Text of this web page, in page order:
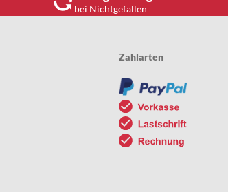
bei Nichtgefallen
Zahlarten